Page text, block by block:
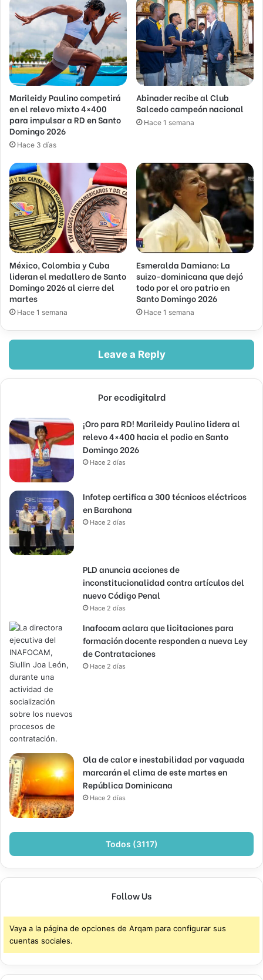
Marileidy Paulino competirá
en el relevo mixto 4×400
para impulsar a RD en Santo
Domingo 2026
Hace 3 días
Abinader recibe al Club
Salcedo campeón nacional
Hace 1 semana
México, Colombia y Cuba
lideran el medallero de Santo
Domingo 2026 al cierre del
martes
Hace 1 semana
Esmeralda Damiano: La
suizo-dominicana que dejó
todo por el oro patrio en
Santo Domingo 2026
Hace 1 semana
Leave a Reply
Por ecodigitalrd
¡Oro para RD! Marileidy Paulino lidera al
relevo 4×400 hacia el podio en Santo
Domingo 2026
Hace 2 días
Infotep certifica a 300 técnicos eléctricos
en Barahona
Hace 2 días
PLD anuncia acciones de
inconstitucionalidad contra artículos del
nuevo Código Penal
Hace 2 días
Inafocam aclara que licitaciones para
formación docente responden a nueva Ley
de Contrataciones
Hace 2 días
Ola de calor e inestabilidad por vaguada
marcarán el clima de este martes en
República Dominicana
Hace 2 días
Todos (3117)
Follow Us
Vaya a la página de opciones de Arqam para configurar sus
cuentas sociales.